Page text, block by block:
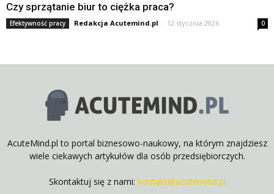
Czy sprzątanie biur to ciężka praca?
Efektywność pracy Redakcja Acutemind.pl - 12 stycznia 2026 0
AcuteMind.pl to portal biznesowo-naukowy, na którym znajdziesz
wiele ciekawych artykułów dla osób przedsiębiorczych.
Skontaktuj się z nami: kontakt@acutemind.pl